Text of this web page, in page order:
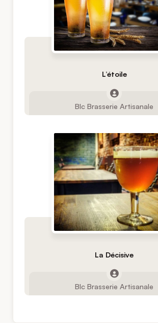
L’étoile
Blc Brasserie Artisanale
La Décisive
Blc Brasserie Artisanale